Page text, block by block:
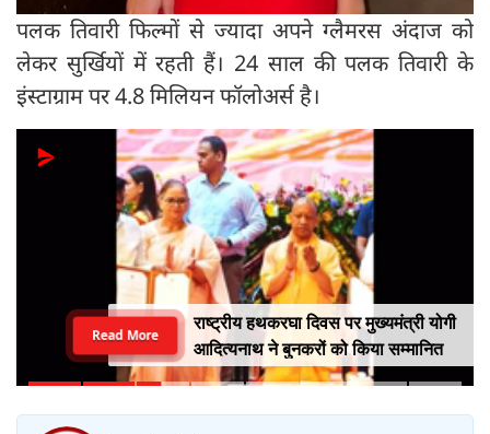
पलक तिवारी फिल्मों से ज्यादा अपने ग्लैमरस अंदाज को
लेकर सुर्खियों में रहती हैं। 24 साल की पलक तिवारी के
इंस्टाग्राम पर 4.8 मिलियन फॉलोअर्स है।
राष्ट्रीय हथकरघा दिवस पर मुख्यमंत्री योगी
आदित्यनाथ ने बुनकरों को किया सम्मानित
Read More